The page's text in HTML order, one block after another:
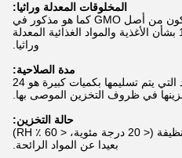
المخلوقات المعدلة وراثيا:
هذا المنتج لا يحتوي على أي مكون من أصل GMO كما هو مذكور في
النظام الأوروبي رقم 1829/2003 بشأن الأغذية والمواد الغذائية المعدلة
وراثيا.
مدة الصلاحية:
عمر المنتج الإجمالي من المواد التي يتم تسليمها بكميات كبيرة هو 24
في ظروف التخزين الموصى بها.
حالة التخزين:
تخزين المنتج في منطقة جافة ونظيفة (< 20 درجة مئوية، < 60 ٪ RH)
بعيدا عن المواد الرائحة.